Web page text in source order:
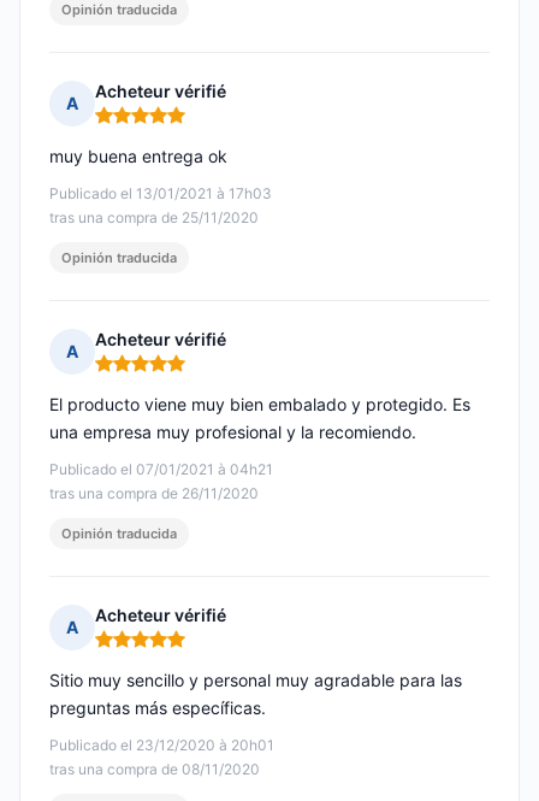
Opinión traducida
A
Acheteur vérifié
Nota: 5 de 5
Publicado el 13/01/2021 à 17h03
tras una compra de 25/11/2020
muy buena entrega ok
Opinión traducida
A
Acheteur vérifié
Nota: 5 de 5
Publicado el 07/01/2021 à 04h21
tras una compra de 26/11/2020
El producto viene muy bien embalado y protegido. Es
una empresa muy profesional y la recomiendo.
Opinión traducida
A
Acheteur vérifié
Nota: 5 de 5
Publicado el 23/12/2020 à 20h01
tras una compra de 08/11/2020
Sitio muy sencillo y personal muy agradable para las
preguntas más específicas.